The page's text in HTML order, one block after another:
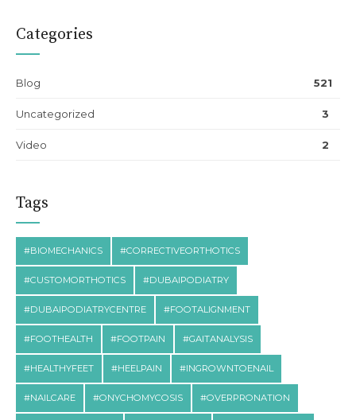
Categories
Blog 521
Uncategorized 3
Video 2
Tags
#BIOMECHANICS #CORRECTIVEORTHOTICS
#CUSTOMORTHOTICS #DUBAIPODIATRY
#DUBAIPODIATRYCENTRE #FOOTALIGNMENT
#FOOTHEALTH #FOOTPAIN #GAITANALYSIS
#HEALTHYFEET #HEELPAIN #INGROWNTOENAIL
#NAILCARE #ONYCHOMYCOSIS #OVERPRONATION